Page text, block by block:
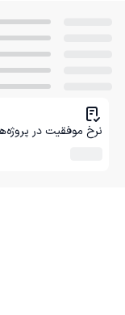
نرخ موفقیت در